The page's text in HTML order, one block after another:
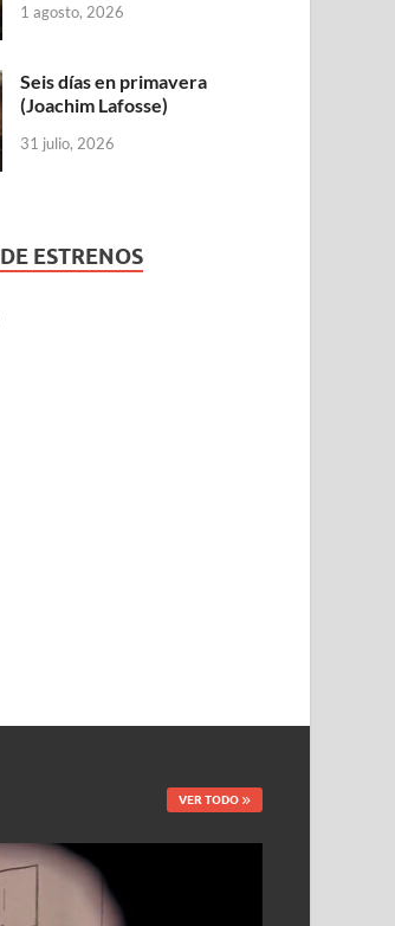
1 agosto, 2026
Seis días en primavera
(Joachim Lafosse)
31 julio, 2026
ESTRENOS
VER TODO